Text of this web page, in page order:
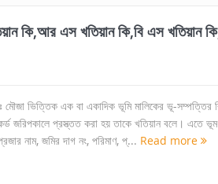
কি,আর এস খতিয়ান কি,বি এস খতিয়ান
মৌজা ভিত্তিক এক বা একাদিক ভূমি মালিকের ভূ-সম্পত্তির
জরিপকালে প্রস্ত্তত করা হয় তাকে খতিয়ান বলে। এতে
নাম, জমির দাগ নং, পরিমাণ, প্... Read more